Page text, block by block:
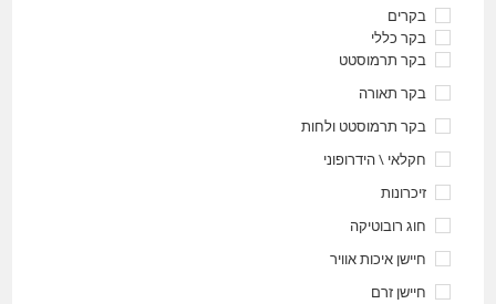
בקרים
בקר כללי
בקר תרמוסטט
בקר תאורה
בקר תרמוסטט ולחות
חקלאי \ הידרופוני
זיכרונות
חוג רובוטיקה
חיישן איכות אוויר
חיישן זרם